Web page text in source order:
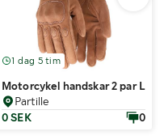
Touch ® Essential
1 dag 5 tim
Motorcykel handskar 2 par L
Partille
0 SEK
0